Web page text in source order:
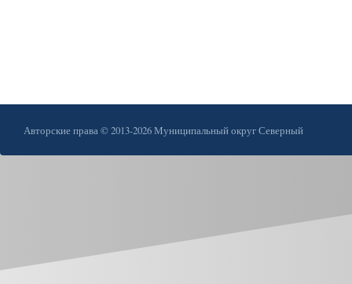
Авторские права © 2013-2026 Муниципальный округ Северный